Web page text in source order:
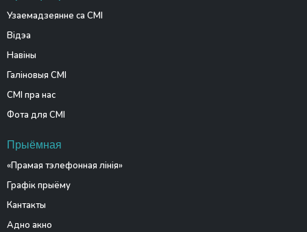
Узаемадзеянне са СМІ
Відэа
Навіны
Галіновыя СМІ
СМІ пра нас
Фота для СМІ
Прыёмная
«Прамая тэлефонная лінія»
Графік прыёму
Кантакты
Адно акно